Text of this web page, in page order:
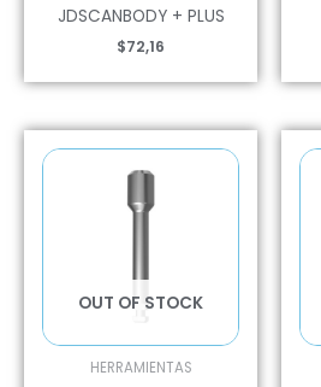
JDSCANBODY + PLUS
$72,16
OUT OF STOCK
HERRAMIENTAS